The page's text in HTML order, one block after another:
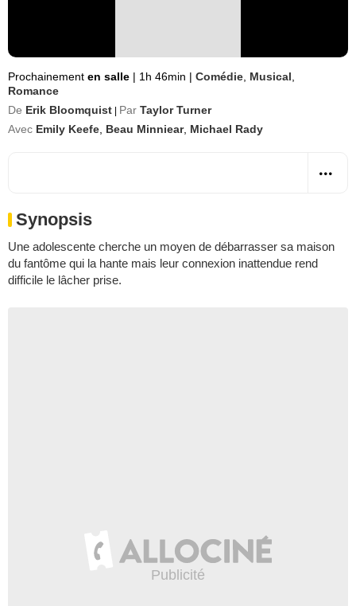
Prochainement en salle | 1h 46min | Comédie Musical
Romance
De Erik Bloomquist Par Taylor Turner
Avec Emily Keefe Beau Minniear, Michael Rady
Synopsis
Une adolescente cherche un moyen de débarrasser sa maison
du fantôme qui la hante mais leur connexion inattendue rend
difficile le lâcher prise.